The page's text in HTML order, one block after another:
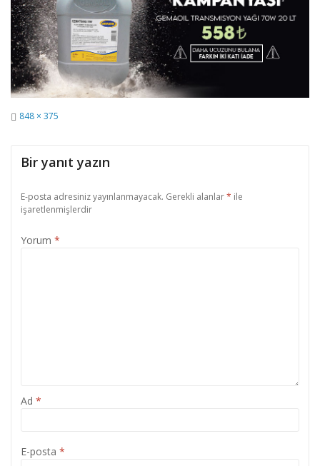
Tam
848 × 375
Bir yanıt yazın
E-posta adresiniz yayınlanmayacak. Gerekli alanlar* ile
işaretlenmişlerdir
Yorum *
Ad *
E-posta *